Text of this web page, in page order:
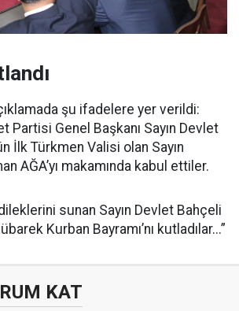
şu ifadelere yer verildi:
Partisi Genel Başkanı Sayın Devlet
İlk Türkmen Valisi olan Sayın
AĞA’yı makamında kabul ettiler.
sunan Sayın Devlet Bahçeli
Kurban Bayramı’nı kutladılar...”
KAT